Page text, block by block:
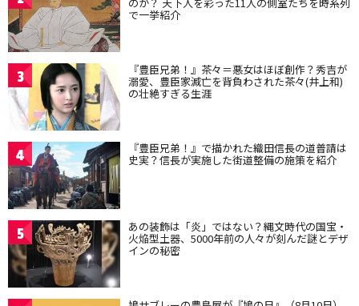
で一挙紹介
3 『豊臣兄弟！』茶々＝悪女はほぼ創作？秀吉が
溺愛、豊臣家滅亡を背負わされた茶々(井上和)
の壮絶すぎる生涯
4 『豊臣兄弟！』で描かれた織田信長の道普請は
史実？信長が実施した街道整備の施策を紹介
5 あの装飾は「炎」ではない？縄文時代の国宝・
火焔型土器、5000年前の人々が刻んだ謎とデザ
インの秘密